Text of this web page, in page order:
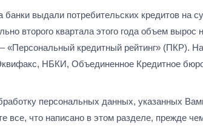
выдали потребительских кредитов на
второго квартала этого года объем вырос
«Персональный кредитный рейтинг» (ПКР). На
НБКИ, Объединенное Кредитное
персональных данных, указанных
все, что написано в этом разделе, прежде